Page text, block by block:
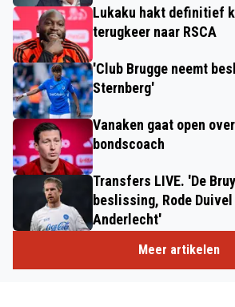
Lukaku hakt definitief
terugkeer naar RSCA
'Club Brugge neemt
Sternberg'
Vanaken gaat open
bondscoach
Transfers LIVE. 'De
beslissing, Rode
Anderlecht'
Meer artikelen